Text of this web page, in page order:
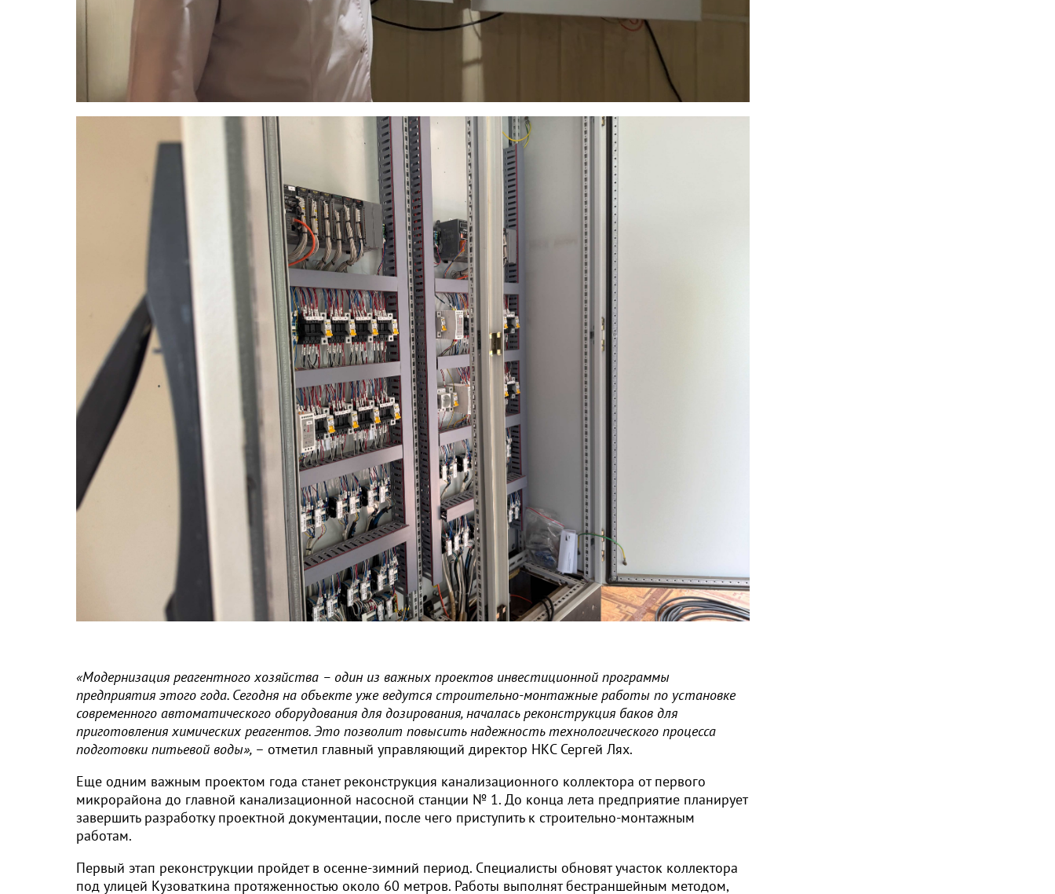
«Модернизация реагентного хозяйства – один из важных проектов инвестиционной программы
предприятия этого года. Сегодня на объекте уже ведутся строительно-монтажные работы по установке
современного автоматического оборудования для дозирования, началась реконструкция баков для
приготовления химических реагентов. Это позволит повысить надежность технологического процесса
подготовки питьевой воды», – отметил главный управляющий директор НКС Сергей Лях.
Еще одним важным проектом года станет реконструкция канализационного коллектора от первого
микрорайона до главной канализационной насосной станции № 1. До конца лета предприятие планирует
завершить разработку проектной документации, после чего приступить к строительно-монтажным
работам.
Первый этап реконструкции пройдет в осенне-зимний период. Специалисты обновят участок коллектора
под улицей Кузоваткина протяженностью около 60 метров. Работы выполнят бестраншейным методом,